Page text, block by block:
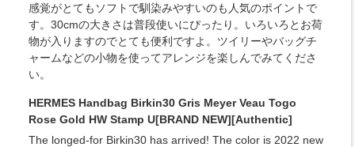
感覚がとてもソフトで馴染みやすいのも人気のポイントで
す。30cmの大きさは普段使いにぴったり。いろいろとお荷
物が入りますのでとても便利ですよ。ツイリーやバッグチ
ャームなどの小物を使ってアレンジを楽しんでみてくださ
い。
HERMES Handbag Birkin30 Gris Meyer Veau Togo
Rose Gold HW Stamp U[BRAND NEW][Authentic]
The longed-for Birkin30 has arrived! The color is 2022 new